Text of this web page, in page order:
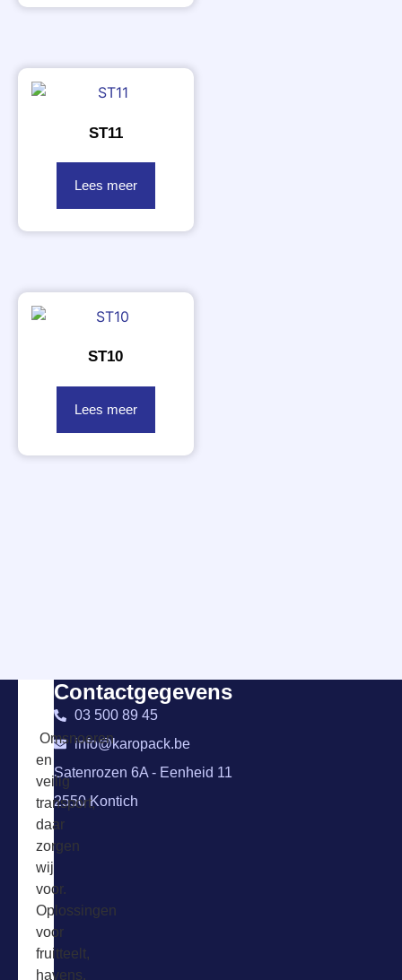
ST11
Lees meer
ST10
Lees meer
Contactgegevens
03 500 89 45
info@karopack.be
Satenrozen 6A - Eenheid 11
2550 Kontich
Omsnoeren
en
veilig
transport,
daar
zorgen
wij
voor.
Oplossingen
voor
fruitteelt,
havens,